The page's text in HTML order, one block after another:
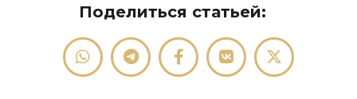
Поделиться статьей: